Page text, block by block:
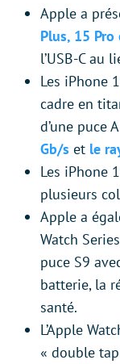
Apple a
Plus, 15
l’USB-C au
Les iPhone
cadre en
d’une puce
Gb/s et le
Les iPhone
plusieurs
Apple a
Watch
puce S9
batterie, la
santé.
L’Apple
« double